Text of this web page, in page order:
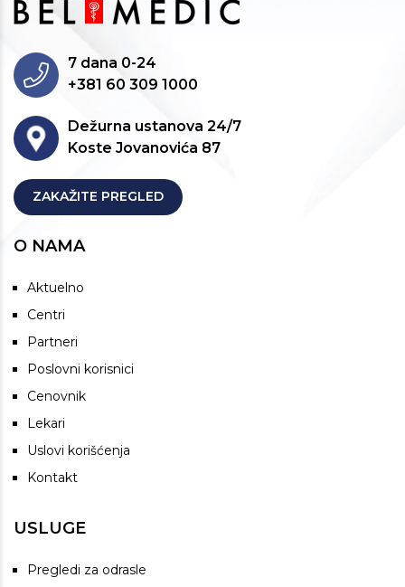
7 dana 0-24
+381 60 309 1000
Dežurna ustanova 24/7
Koste Jovanovića 87
ZAKAŽITE PREGLED
O NAMA
Aktuelno
Centri
Partneri
Poslovni korisnici
Cenovnik
Lekari
Uslovi korišćenja
Kontakt
USLUGE
Pregledi za odrasle